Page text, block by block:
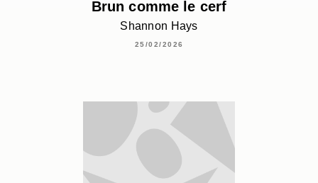
Brun comme le cerf
Shannon Hays
25/02/2026